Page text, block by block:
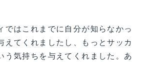
ではこれまでに自分が知らなかっ
えてくれましたし、もっとサッカ
う気持ちを与えてくれました。あ